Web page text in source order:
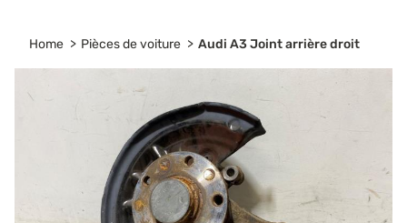
Home Pièces de voiture Audi A3 Joint arrière droit